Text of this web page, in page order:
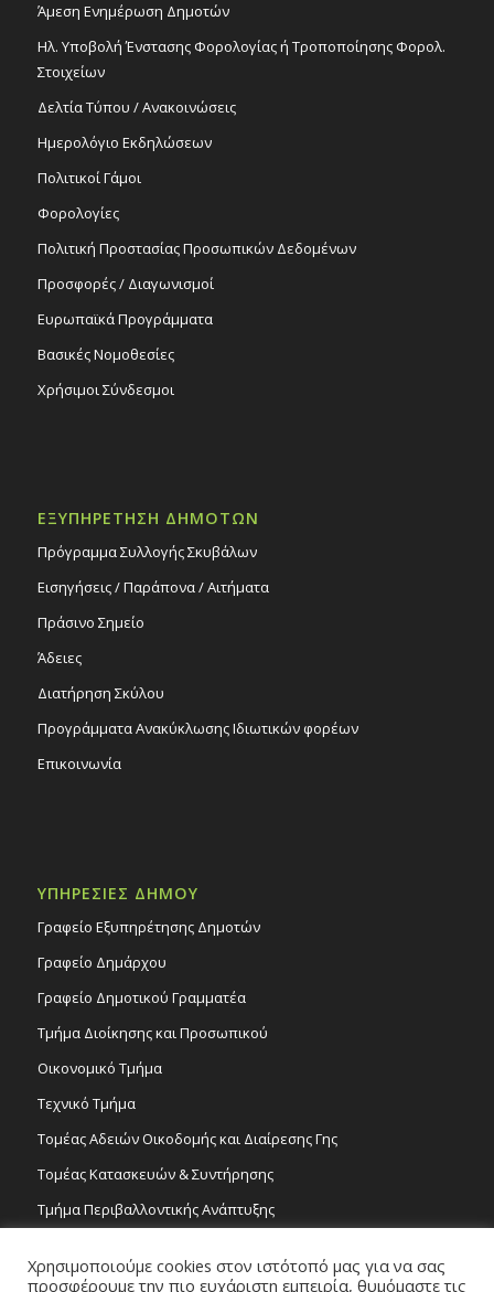
Άμεση Ενημέρωση Δημοτών
Ηλ. Υποβολή Ένστασης Φορολογίας ή Τροποποίησης Φορολ.
Στοιχείων
Δελτία Τύπου / Ανακοινώσεις
Ημερολόγιο Εκδηλώσεων
Πολιτικοί Γάμοι
Φορολογίες
Πολιτική Προστασίας Προσωπικών Δεδομένων
Προσφορές / Διαγωνισμοί
Ευρωπαϊκά Προγράμματα
Βασικές Νομοθεσίες
Χρήσιμοι Σύνδεσμοι
ΕΞΥΠΗΡΕΤΗΣΗ ΔΗΜΟΤΩΝ
Πρόγραμμα Συλλογής Σκυβάλων
Εισηγήσεις / Παράπονα / Αιτήματα
Πράσινο Σημείο
Άδειες
Διατήρηση Σκύλου
Προγράμματα Ανακύκλωσης Ιδιωτικών φορέων
Επικοινωνία
ΥΠΗΡΕΣΙΕΣ ΔΗΜΟΥ
Γραφείο Εξυπηρέτησης Δημοτών
Γραφείο Δημάρχου
Γραφείο Δημοτικού Γραμματέα
Τμήμα Διοίκησης και Προσωπικού
Οικονομικό Τμήμα
Τεχνικό Τμήμα
Τομέας Αδειών Οικοδομής και Διαίρεσης Γης
Τομέας Κατασκευών & Συντήρησης
Τμήμα Περιβαλλοντικής Ανάπτυξης
Τομέας Γραμμάτων και Τεχνών
Χρησιμοποιούμε cookies στον ιστότοπό μας για να σας
προσφέρουμε την πιο ευχάριστη εμπειρία, θυμόμαστε τις